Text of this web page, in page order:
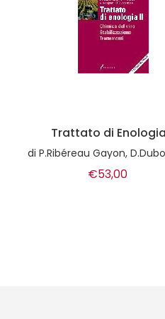
Cultura e tecnica
coltivazione della
Nicola Trapani